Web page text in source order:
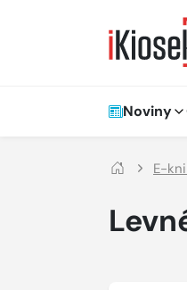
Hlavní Noviny
E-